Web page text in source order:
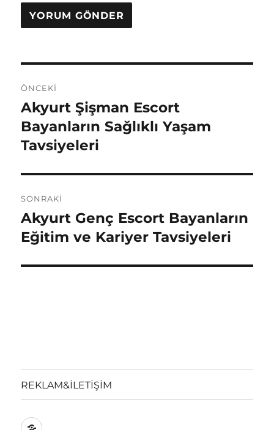
gezinmesi
ÖNCEKI
Önceki
yazı:
Akyurt Şişman Escort
Bayanların Sağlıklı Yaşam
Tavsiyeleri
SONRAKI
Sonraki
yazı:
Akyurt Genç Escort Bayanların
Eğitim ve Kariyer Tavsiyeleri
REKLAM&İLETİŞİM
REKLAM&İLETİŞİM